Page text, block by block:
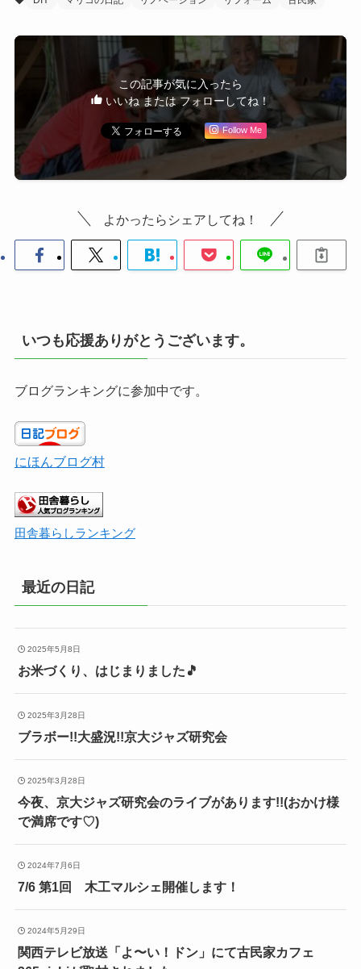
この記事が気に入ったら
いいね または フォローしてね！
Follow Me
よかったらシェアしてね！
いつも応援ありがとうございます。
ブログランキングに参加中です。
にほんブログ村
田舎暮らしランキング
最近の日記
2025年5月8日
お米づくり、はじまりました🎵
2025年3月28日
ブラボー!!大盛況!!京大ジャズ研究会
2025年3月28日
今夜、京大ジャズ研究会のライブがあります!!(おかけ様
で満席です♡)
2024年7月6日
7/6 第1回 木工マルシェ開催します！
2024年5月29日
関西テレビ放送「よ〜い！ドン」にて古民家カフェ